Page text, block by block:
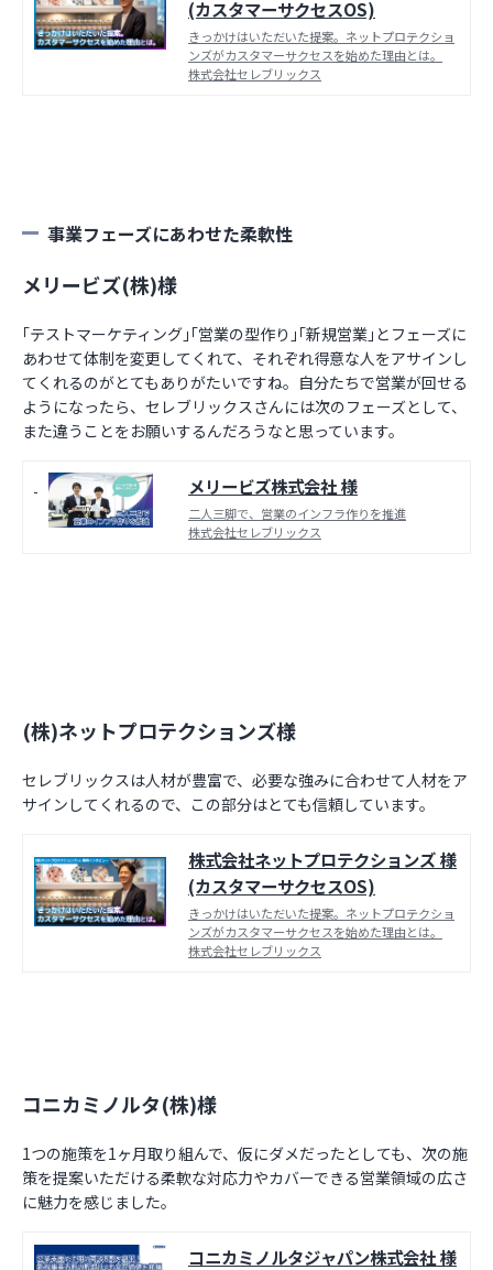
(カスタマーサクセスOS)
きっかけはいただいた提案。ネットプロテクショ
ンズがカスタマーサクセスを始めた理由とは。
株式会社セレブリックス
事業フェーズにあわせた柔軟性
メリービズ(株)様
｢テストマーケティング｣｢営業の型作り｣｢新規営業｣とフェーズに
あわせて体制を変更してくれて、それぞれ得意な人をアサインし
てくれるのがとてもありがたいですね。自分たちで営業が回せる
ようになったら、セレブリックスさんには次のフェーズとして、
また違うことをお願いするんだろうなと思っています。
メリービズ株式会社 様
二人三脚で、営業のインフラ作りを推進
株式会社セレブリックス
(株)ネットプロテクションズ様
セレブリックスは人材が豊富で、必要な強みに合わせて人材をア
サインしてくれるので、この部分はとても信頼しています。
株式会社ネットプロテクションズ 様
(カスタマーサクセスOS)
きっかけはいただいた提案。ネットプロテクショ
ンズがカスタマーサクセスを始めた理由とは。
株式会社セレブリックス
コニカミノルタ(株)様
1つの施策を1ヶ月取り組んで、仮にダメだったとしても、次の施
策を提案いただける柔軟な対応力やカバーできる営業領域の広さ
に魅力を感じました。
コニカミノルタジャパン株式会社 様